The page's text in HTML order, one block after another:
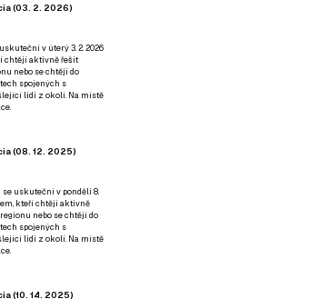
(03. 2. 2026)
v úterý 3. 2. 2026
chtějí aktivně řešit
nebo se chtějí do
spojených s
lidi z okolí. Na místě
(08. 12. 2025)
uskuteční v ponděli 8.
kteří chtějí aktivně
nebo se chtějí do
spojených s
lidi z okolí. Na místě
(10. 14. 2025)